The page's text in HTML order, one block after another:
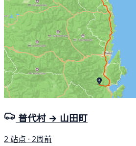
普代村 → 山田町
2 站点 · 2周前